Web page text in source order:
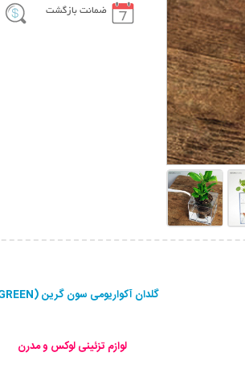
ضمانت بازگشت
گلدان آکواریومی سون گرین (7GREEN)
لوازم تزئینی لوکس و مدرن